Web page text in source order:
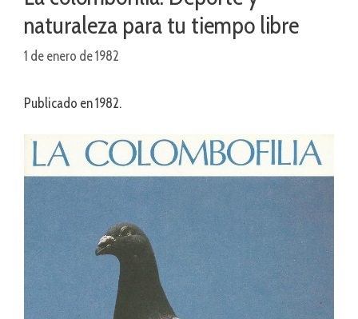
naturaleza para tu tiempo libre
1 de enero de 1982
Publicado en 1982.